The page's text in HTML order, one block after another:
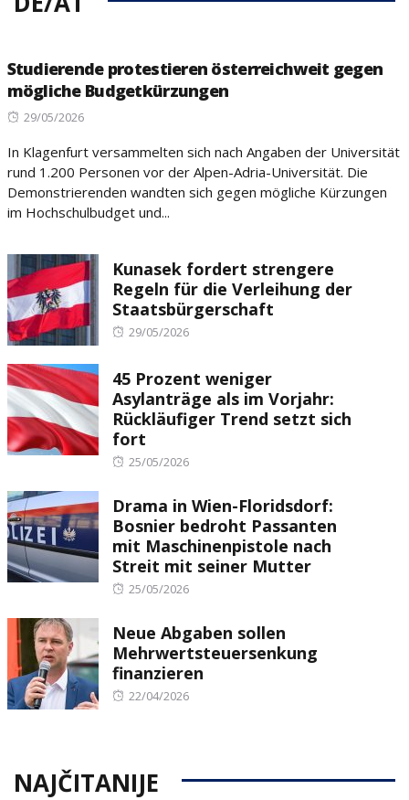
Studierende protestieren österreichweit gegen
mögliche Budgetkürzungen
Posted
29/05/2026
In Klagenfurt versammelten sich nach Angaben der Universität
rund 1.200 Personen vor der Alpen-Adria-Universität. Die
Demonstrierenden wandten sich gegen mögliche Kürzungen
im Hochschulbudget und...
Kunasek fordert strengere
Regeln für die Verleihung der
Staatsbürgerschaft
Posted
29/05/2026
45 Prozent weniger
Asylanträge als im Vorjahr:
Rückläufiger Trend setzt sich
fort
Posted
25/05/2026
Drama in Wien-Floridsdorf:
Bosnier bedroht Passanten
mit Maschinenpistole nach
Streit mit seiner Mutter
Posted
25/05/2026
Neue Abgaben sollen
Mehrwertsteuersenkung
finanzieren
Posted
22/04/2026
NAJČITANIJE